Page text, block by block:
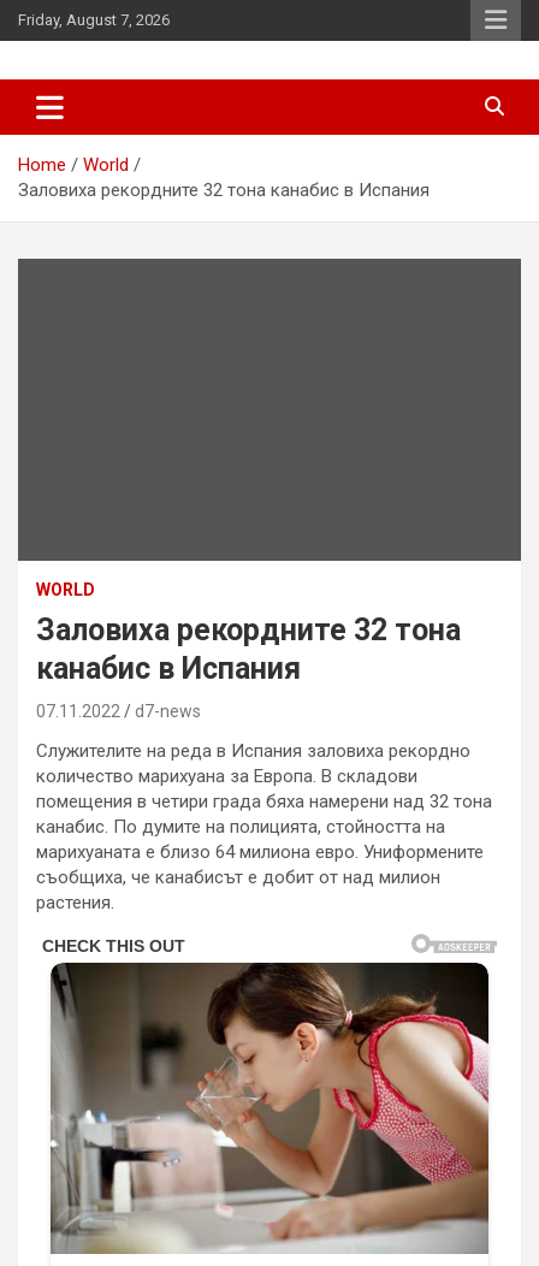
Skip
to
Friday, August 7, 2026
d7-news.com
Home
World
Заловиха рекордните 32 тона канабис в Испания
WORLD
Заловиха рекордните 32 тона
канабис в Испания
07.11.2022 d7-news
Служителите на реда в Испания заловиха рекордно
количество марихуана за Европа. В складови
помещения в четири града бяха намерени над 32 тона
канабис. По думите на полицията, стойността на
марихуаната е близо 64 милиона евро. Униформените
съобщиха, че канабисът е добит от над милион
растения.